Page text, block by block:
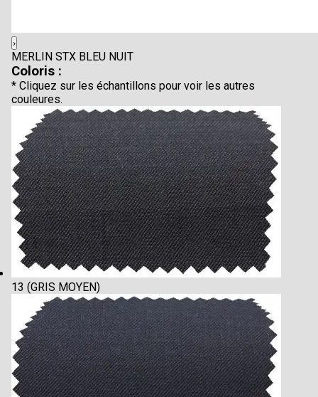
›
MERLIN STX BLEU NUIT
Coloris :
* Cliquez sur les échantillons pour voir les autres
couleures.
13 (GRIS MOYEN)